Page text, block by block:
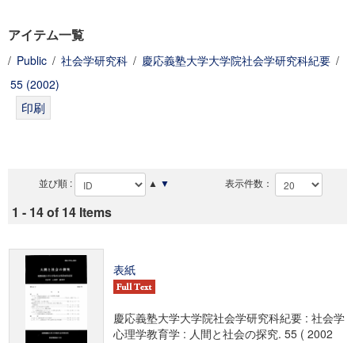
科学研究費補助金研究成果報告書
慶應義塾大学グローバルCOEプログラム市民社会ガバナンス
慶應義塾大学グローバルCOEプログラム論理と感性の先端的
学術雑誌掲載論文等(8)
アイテム一覧
/ Public / 社会学研究科 / 慶応義塾大学大学院社会学研究科紀要 /
55 (2002)
並び順 : ▲ ▼ 表示件数：
1 - 14 of 14 Items
表紙
慶応義塾大学大学院社会学研究科紀要 : 社会学
心理学教育学 : 人間と社会の探究. 55 ( 2002